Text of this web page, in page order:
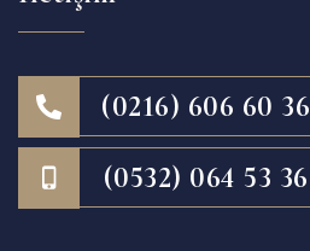
(0216) 606 60 36
(0532) 064 53 36